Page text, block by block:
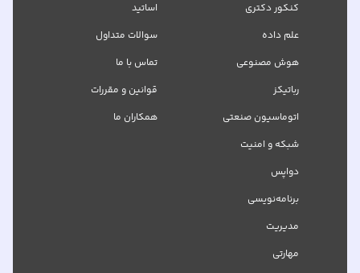
کنکور دکتری
علم داده
هوش مصنوعی
رباتیکز
اتوماسیون صنعتی
شبکه‌ و امنیت
دواپس
برنامه‌نویسی
مدیریت
مهارتی
اساتید
سوالات متداول
تماس با ما
قوانین و مقررات
همکاران ما